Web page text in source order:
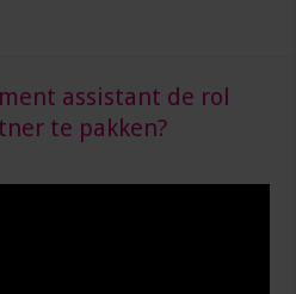
assistant de rol
te pakken?